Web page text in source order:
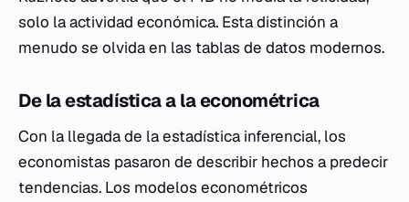
solo la actividad económica. Esta distinción a
menudo se olvida en las tablas de datos modernos.
De la estadística a la econométrica
Con la llegada de la estadística inferencial, los
economistas pasaron de describir hechos a predecir
tendencias. Los modelos econométricos